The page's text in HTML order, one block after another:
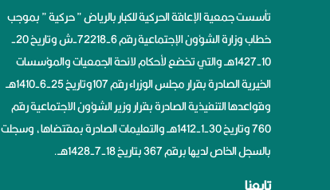
تأسست جمعية الإعاقة الحركية للكبار بالرياض ” حركية ” بموجب
خطاب وزارة الشؤون الإجتماعية رقم 6-72218-ش وتاريخ 20-
10-1427هــ والتي تخضع لأحكام لائحة الجمعيات والمؤسسات
الخيرية الصادرة بقرار مجلس الوزراء رقم 107وتاريخ 25-6-1410هــ
وقواعدها التنفيذية الصادرة بقرار وزير الشؤون الاجتماعية رقم
760 وتاريخ 30-1-1412هــ والتعليمات الصادرة بمقتضاها، وسجلت
بالسجل الخاص لديها برقم 367 بتاريخ 18-7-1428هــ.